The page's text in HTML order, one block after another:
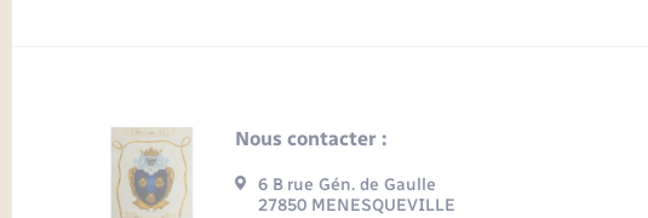
Nous contacter :
6 B rue Gén. de Gaulle
27850 MENESQUEVILLE